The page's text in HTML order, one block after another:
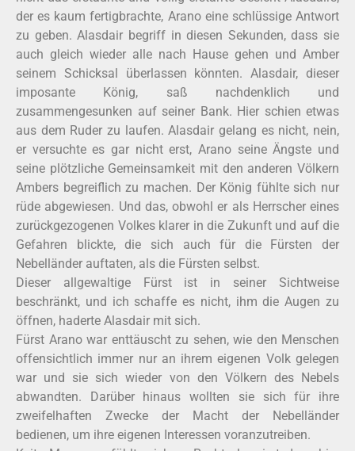
der es kaum fertigbrachte, Arano eine schlüssige Antwort
zu geben. Alasdair begriff in diesen Sekunden, dass sie
auch gleich wieder alle nach Hause gehen und Amber
seinem Schicksal überlassen könnten. Alasdair, dieser
imposante König, saß nachdenklich und
zusammengesunken auf seiner Bank. Hier schien etwas
aus dem Ruder zu laufen. Alasdair gelang es nicht, nein,
er versuchte es gar nicht erst, Arano seine Ängste und
seine plötzliche Gemeinsamkeit mit den anderen Völkern
Ambers begreiflich zu machen. Der König fühlte sich nur
rüde abgewiesen. Und das, obwohl er als Herrscher eines
zurückgezogenen Volkes klarer in die Zukunft und auf die
Gefahren blickte, die sich auch für die Fürsten der
Nebelländer auftaten, als die Fürsten selbst.
Dieser allgewaltige Fürst ist in seiner Sichtweise
beschränkt, und ich schaffe es nicht, ihm die Augen zu
öffnen, haderte Alasdair mit sich.
Fürst Arano war enttäuscht zu sehen, wie den Menschen
offensichtlich immer nur an ihrem eigenen Volk gelegen
war und sie sich wieder von den Völkern des Nebels
abwandten. Darüber hinaus wollten sie sich für ihre
zweifelhaften Zwecke der Macht der Nebelländer
bedienen, um ihre eigenen Interessen voranzutreiben.